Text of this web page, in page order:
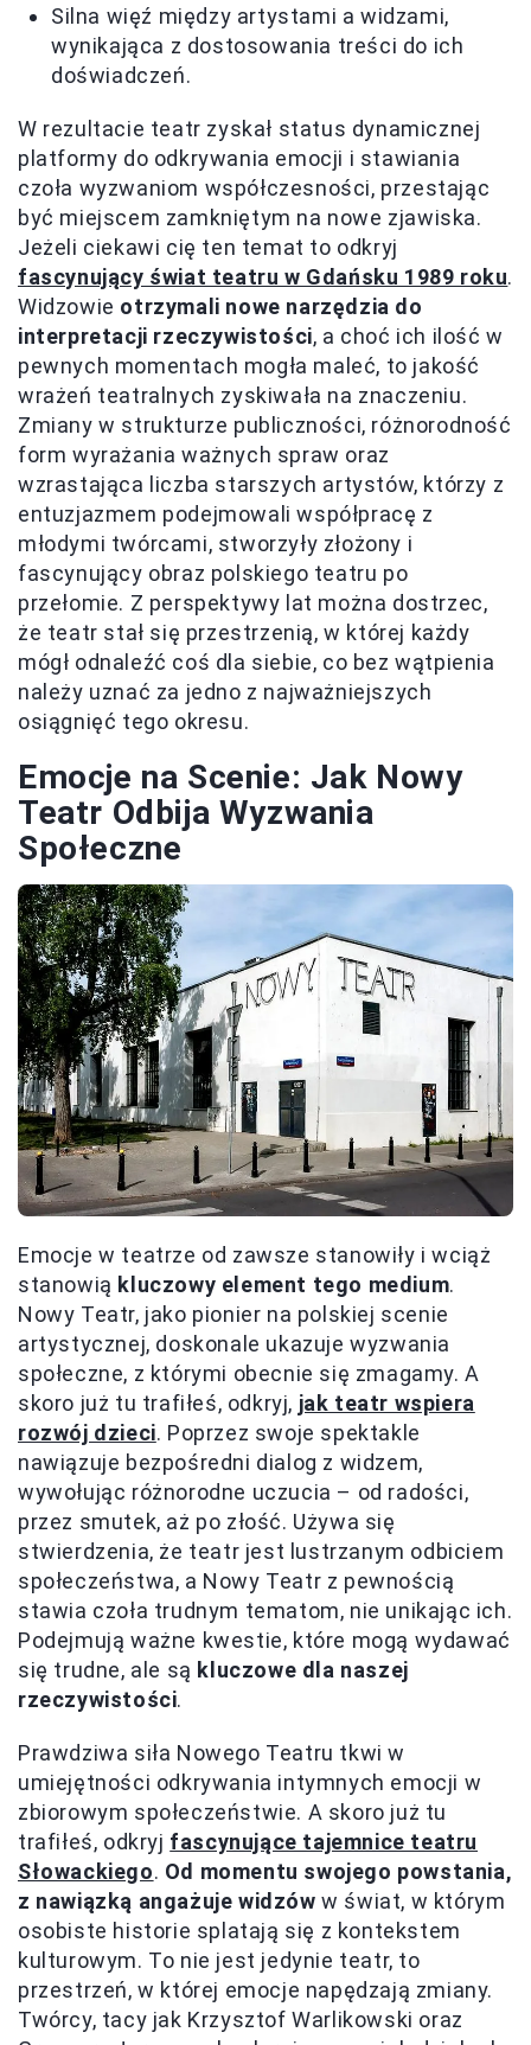
Silna więź między artystami a widzami,
wynikająca z dostosowania treści do ich
doświadczeń.
W rezultacie teatr zyskał status dynamicznej
platformy do odkrywania emocji i stawiania
czoła wyzwaniom współczesności, przestając
być miejscem zamkniętym na nowe zjawiska.
Jeżeli ciekawi cię ten temat to odkryj
fascynujący świat teatru w Gdańsku 1989 roku.
Widzowie otrzymali nowe narzędzia do
interpretacji rzeczywistości, a choć ich ilość w
pewnych momentach mogła maleć, to jakość
wrażeń teatralnych zyskiwała na znaczeniu.
Zmiany w strukturze publiczności, różnorodność
form wyrażania ważnych spraw oraz
wzrastająca liczba starszych artystów, którzy z
entuzjazmem podejmowali współpracę z
młodymi twórcami, stworzyły złożony i
fascynujący obraz polskiego teatru po
przełomie. Z perspektywy lat można dostrzec,
że teatr stał się przestrzenią, w której każdy
mógł odnaleźć coś dla siebie, co bez wątpienia
należy uznać za jedno z najważniejszych
osiągnięć tego okresu.
Emocje na Scenie: Jak Nowy
Teatr Odbija Wyzwania
Społeczne
Emocje w teatrze od zawsze stanowiły i wciąż
stanowią kluczowy element tego medium.
Nowy Teatr, jako pionier na polskiej scenie
artystycznej, doskonale ukazuje wyzwania
społeczne, z którymi obecnie się zmagamy. A
skoro już tu trafiłeś, odkryj, jak teatr wspiera
rozwój dzieci. Poprzez swoje spektakle
nawiązuje bezpośredni dialog z widzem,
wywołując różnorodne uczucia – od radości,
przez smutek, aż po złość. Używa się
stwierdzenia, że teatr jest lustrzanym odbiciem
społeczeństwa, a Nowy Teatr z pewnością
stawia czoła trudnym tematom, nie unikając ich.
Podejmują ważne kwestie, które mogą wydawać
się trudne, ale są kluczowe dla naszej
rzeczywistości.
Prawdziwa siła Nowego Teatru tkwi w
umiejętności odkrywania intymnych emocji w
zbiorowym społeczeństwie. A skoro już tu
trafiłeś, odkryj fascynujące tajemnice teatru
Słowackiego. Od momentu swojego powstania,
z nawiązką angażuje widzów w świat, w którym
osobiste historie splatają się z kontekstem
kulturowym. To nie jest jedynie teatr, to
przestrzeń, w której emocje napędzają zmiany.
Twórcy, tacy jak Krzysztof Warlikowski oraz